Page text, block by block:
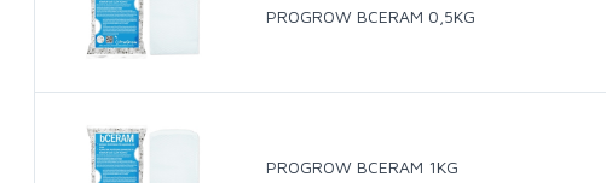
PROGROW BCERAM 0,5KG
PROGROW BCERAM 1KG